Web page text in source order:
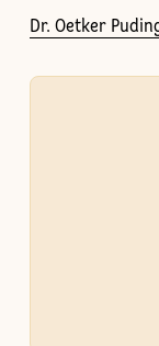
Dr. Oetker